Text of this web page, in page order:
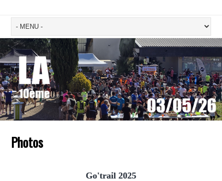
Photos
Go'trail 2025